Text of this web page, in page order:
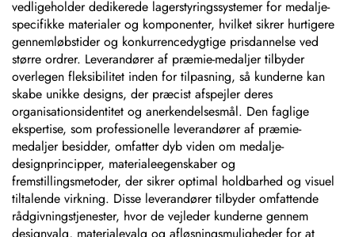
vedligeholder dedikerede lagerstyringssystemer for medalje-
specifikke materialer og komponenter, hvilket sikrer hurtigere
gennemløbstider og konkurrencedygtige prisdannelse ved
større ordrer. Leverandører af præmie-medaljer tilbyder
overlegen fleksibilitet inden for tilpasning, så kunderne kan
skabe unikke designs, der præcist afspejler deres
organisationsidentitet og anerkendelsesmål. Den faglige
ekspertise, som professionelle leverandører af præmie-
medaljer besidder, omfatter dyb viden om medalje-
designprincipper, materialeegenskaber og
fremstillingsmetoder, der sikrer optimal holdbarhed og visuel
tiltalende virkning. Disse leverandører tilbyder omfattende
rådgivningstjenester, hvor de vejleder kunderne gennem